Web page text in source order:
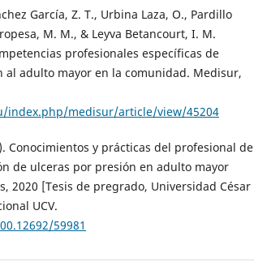
García, Z. T., Urbina Laza, O., Pardillo
M. M., & Leyva Betancourt, I. M.
profesionales específicas de
adulto mayor en la comunidad. Medisur,
index.php/medisur/article/view/45204
Conocimientos y prácticas del profesional de
de ulceras por presión en adulto mayor
2020 [Tesis de pregrado, Universidad César
UCV.
59981